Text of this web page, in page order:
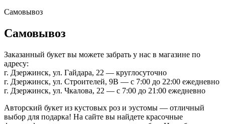
Самовывоз
Самовывоз
Заказанный букет вы можете забрать у нас в магазине по
адресу:
г. Дзержинск, ул. Гайдара, 22 — круглосуточно
г. Дзержинск, ул. Строителей, 9В — с 7:00 до 22:00 ежедневно
г. Дзержинск, ул. Чкалова, 22 — с 7:00 до 21:00 ежедневно
Авторский букет из кустовых роз и эустомы — отличный
выбор для подарка! На сайте вы найдете красочные